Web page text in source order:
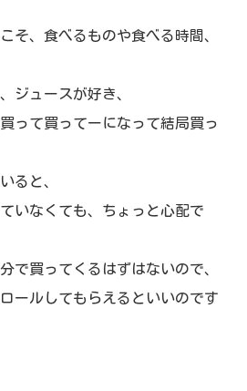
そ、食べるものや食べる時間、
ジュースが好き、
って買ってーになって結局買っ
ると、
いなくても、ちょっと心配で
で買ってくるはずはないので、
ールしてもらえるといいのです